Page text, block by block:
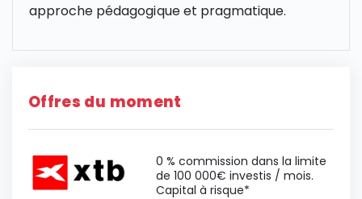
approche pédagogique et pragmatique.
Offres du moment
0 % commission dans la limite
de 100 000€ investis / mois.
Capital à risque*